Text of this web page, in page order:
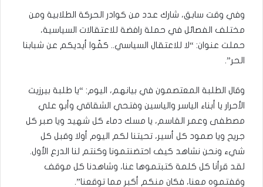
وفي وقت سابق، شارك عدد من كوادر الحركة الطلابية ومن
مختلف الفصائل في حملة رافضة للاعتقالات السياسية،
حملت عنوان: “لا للاعتقال السياسي.. كفّوا أيديكم عن شبابنا
الحر”.
وقال الطلبة المعتصمون في بيانهم، اليوم: “يا طلبة بيرزيت
الأحرار يا أبناء الياسر والياسين وفتحي الشقاقي وأبو علي
مصطفى وعمر القاسم، يا مسك دماء كل شهيد ويا صبر كل
جريح ويا صمود كل أسير، تحيتنا لكم اليوم أولا وقبل كل
شيء ونحن نشاهد كيف احتضنتمونا وكنتم لنا الدرع الأول.
لقد قرأنا كل كلمة كتبتموها عنا، وشاهدنا كل موقف
وقفتموه معنا، فكان منكم أكبر مما توقعنا”.